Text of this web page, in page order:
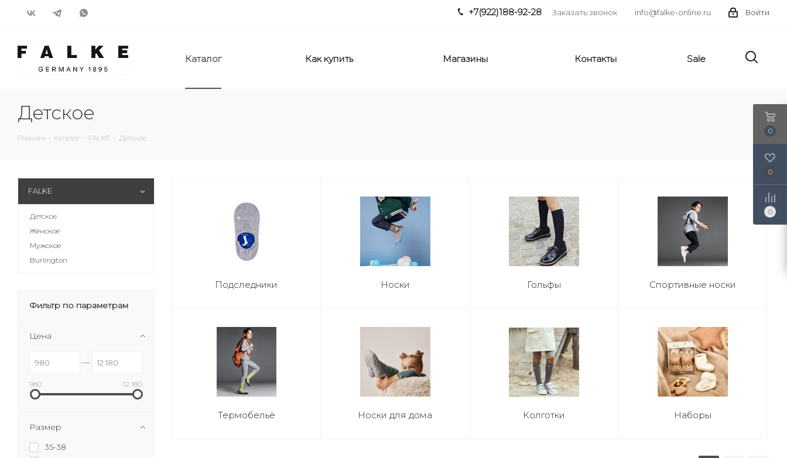
Войти
info@falke-online.ru
+7(922)188-92-28 Заказать звонок
Каталог Как купить Магазины Контакты Sale
Детское
Главная - Каталог - FALKE - Детское
Подследники Носки Гольфы Спортивные носки
Термобельё Носки для дома Колготки Наборы
FALKE
Детское
Женское
Мужское
Burlington
Фильтр по параметрам
Цена
980 12 180
Размер
35-38
0
0
0